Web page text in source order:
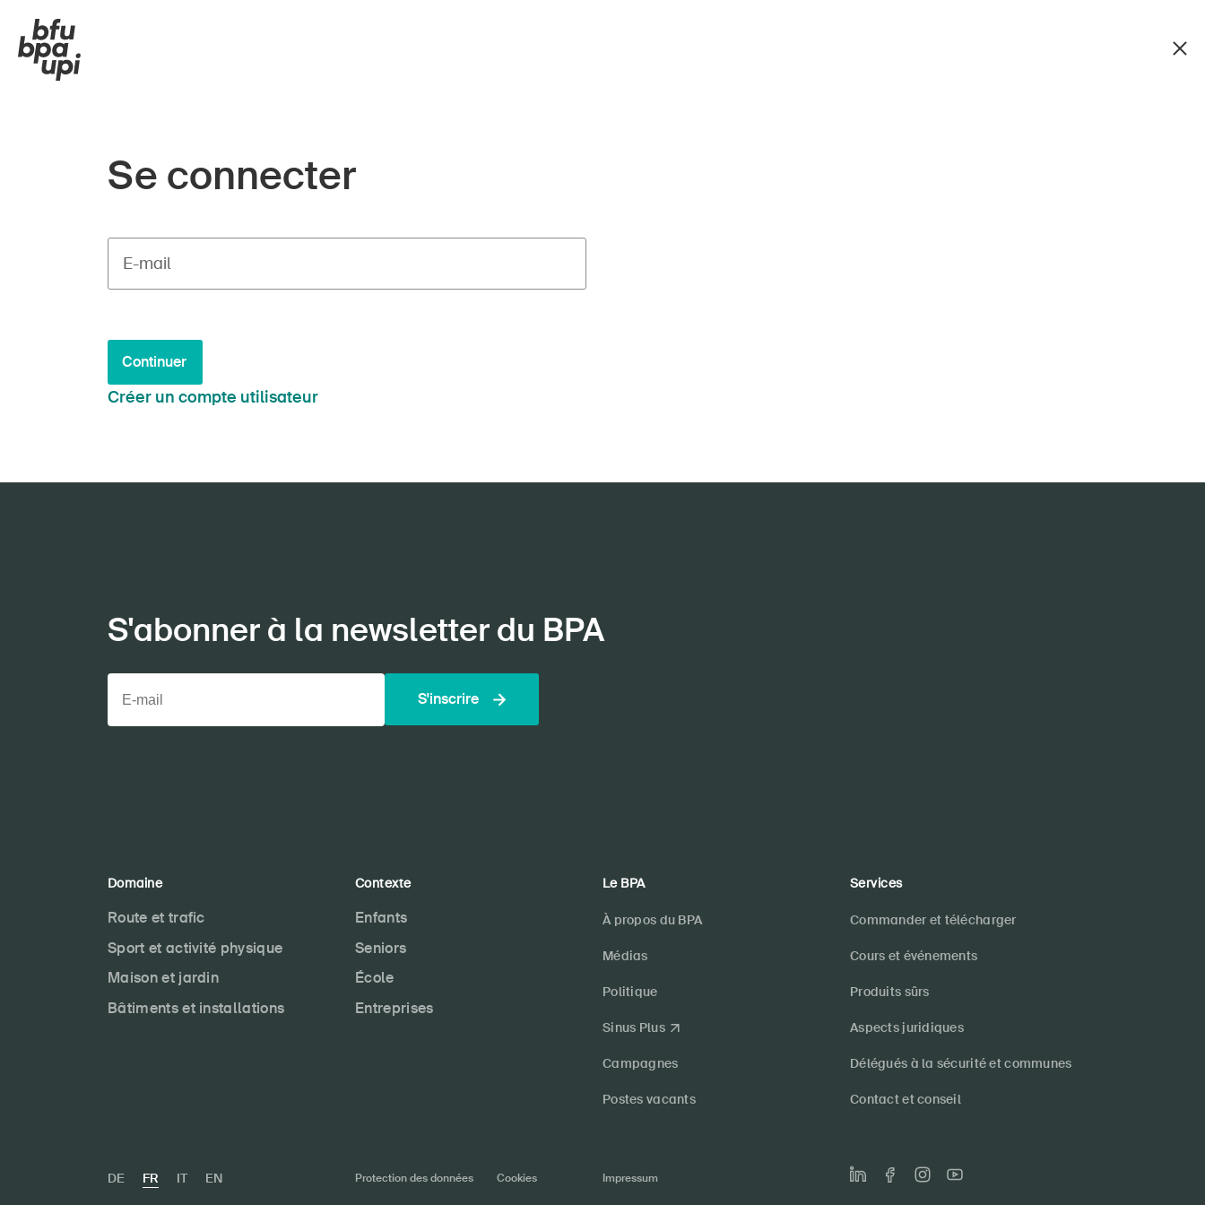
Se connecter
E-mail
Continuer
Créer un compte utilisateur
S'abonner à la newsletter du BPA
S'inscrire
Domaine
Route et trafic
Sport et activité physique
Maison et jardin
Bâtiments et installations
Contexte
Enfants
Seniors
École
Entreprises
Le BPA
À propos du BPA
Médias
Politique
Sinus Plus
Campagnes
Postes vacants
Services
Commander et télécharger
Cours et événements
Produits sûrs
Aspects juridiques
Délégués à la sécurité et communes
Contact et conseil
DE FR IT EN Protection des données Cookies Impressum